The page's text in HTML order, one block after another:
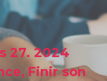
27. 2024
, Finir son